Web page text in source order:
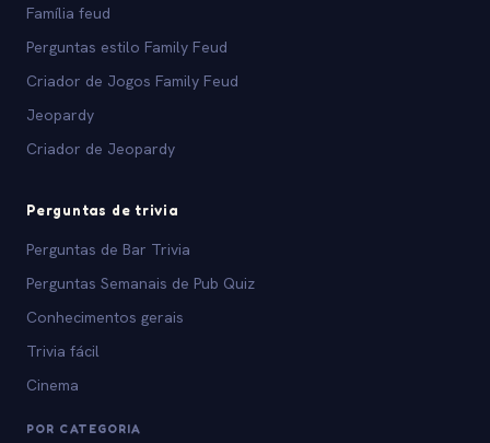
Família feud
Perguntas estilo Family Feud
Criador de Jogos Family Feud
Jeopardy
Criador de Jeopardy
Perguntas de trivia
Perguntas de Bar Trivia
Perguntas Semanais de Pub Quiz
Conhecimentos gerais
Trivia fácil
Cinema
POR CATEGORIA